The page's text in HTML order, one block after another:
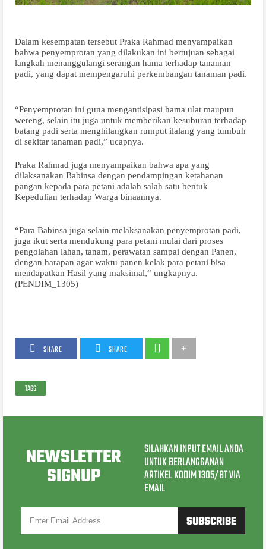
Dalam kesempatan tersebut Praka Rahmad menyampaikan
bahwa penyemprotan yang dilakukan ini bertujuan sebagai
langkah menanggulangi serangan hama terhadap tanaman
padi, yang dapat mempengaruhi perkembangan tanaman padi.
“Penyemprotan ini guna mengantisipasi hama ulat maupun
wereng, selain itu juga untuk memberikan kesuburan terhadap
batang padi serta menghilangkan rumput ilalang yang tumbuh
di sekitar tanaman padi,” ucapnya.
Praka Rahmad juga menyampaikan bahwa apa yang
dilaksanakan Babinsa dengan pendampingan ketahanan
pangan kepada para petani adalah salah satu bentuk
Kepedulian terhadap Warga binaannya.
“Para Babinsa juga selain melaksanakan penyemprotan padi,
juga ikut serta mendukung para petani mulai dari proses
pengolahan lahan, tanam, perawatan sampai dengan Panen,
dengan harapan agar waktu panen kelak para petani bisa
mendapatkan Hasil yang maksimal,“ ungkapnya.
(PENDIM_1305)
SHARE SHARE
TAGS
NEWSLETTER
SIGNUP
SILAHKAN INPUT EMAIL ANDA
UNTUK BERLANGGANAN
ARTIKEL KODIM 1305/BT VIA
EMAIL